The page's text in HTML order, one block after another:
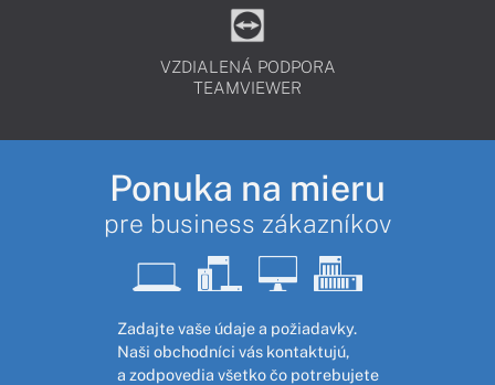
VZDIALENÁ PODPORA
TEAMVIEWER
Ponuka na mieru
pre business zákazníkov
Zadajte vaše údaje a požiadavky.
Naši obchodníci vás kontaktujú,
a zodpovedia všetko čo potrebujete